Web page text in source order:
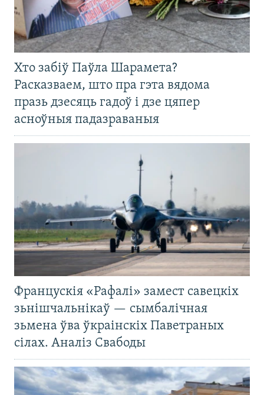
Хто забіў Паўла Шарамета?
Расказваем, што пра гэта вядома
празь дзесяць гадоў і дзе цяпер
асноўныя падазраваныя
Францускія «Рафалі» замест савецкіх
зьнішчальнікаў — сымбалічная
зьмена ўва ўкраінскіх Паветраных
сілах. Аналіз Свабоды